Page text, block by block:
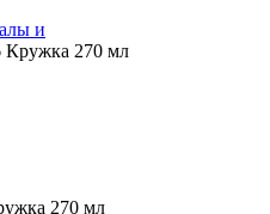
и
Кружка 270 мл